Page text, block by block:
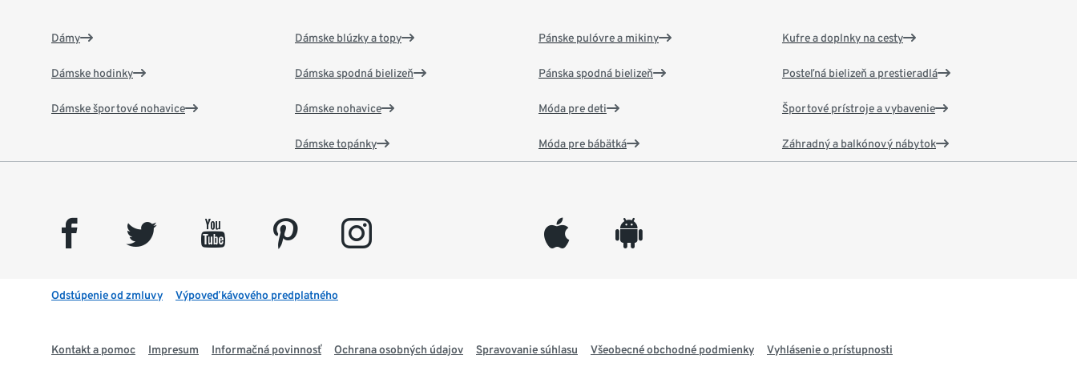
Dámy
Dámske hodinky
Dámske športové nohavice
Dámske blúzky a topy
Dámska spodná bielizeň
Dámske nohavice
Dámske topánky
Pánske pulóvre a mikiny
Pánska spodná bielizeň
Móda pre deti
Móda pre bábätká
Kufre a doplnky na cesty
Posteľná bielizeň a prestieradlá
Športové prístroje a vybavenie
Záhradný a balkónový nábytok
facebook twitter youtube pinterest instagram appleinc android
Odstúpenie od zmluvy Výpoveď kávového predplatného
Kontakt a pomoc Impresum Informačná povinnosť Ochrana osobných údajov Spravovanie súhlasu Všeobecné obchodné podmienky Vyhlásenie o prístupnosti